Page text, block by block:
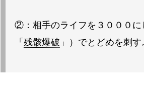
②：相手のライフを３０００に
「 残骸爆破 」）でとどめを刺す